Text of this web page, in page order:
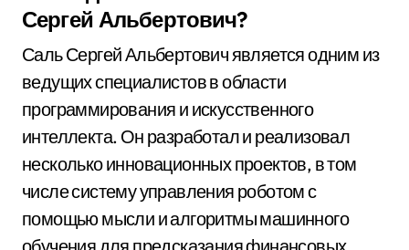
Сергей Альбертович?
Саль Сергей Альбертович является одним из
ведущих специалистов в области
программирования и искусственного
интеллекта. Он разработал и реализовал
несколько инновационных проектов, в том
числе систему управления роботом с
помощью мысли и алгоритмы машинного